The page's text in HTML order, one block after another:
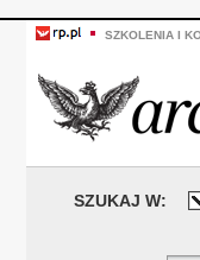
SZKOLENIA I
SZUKAJ W: